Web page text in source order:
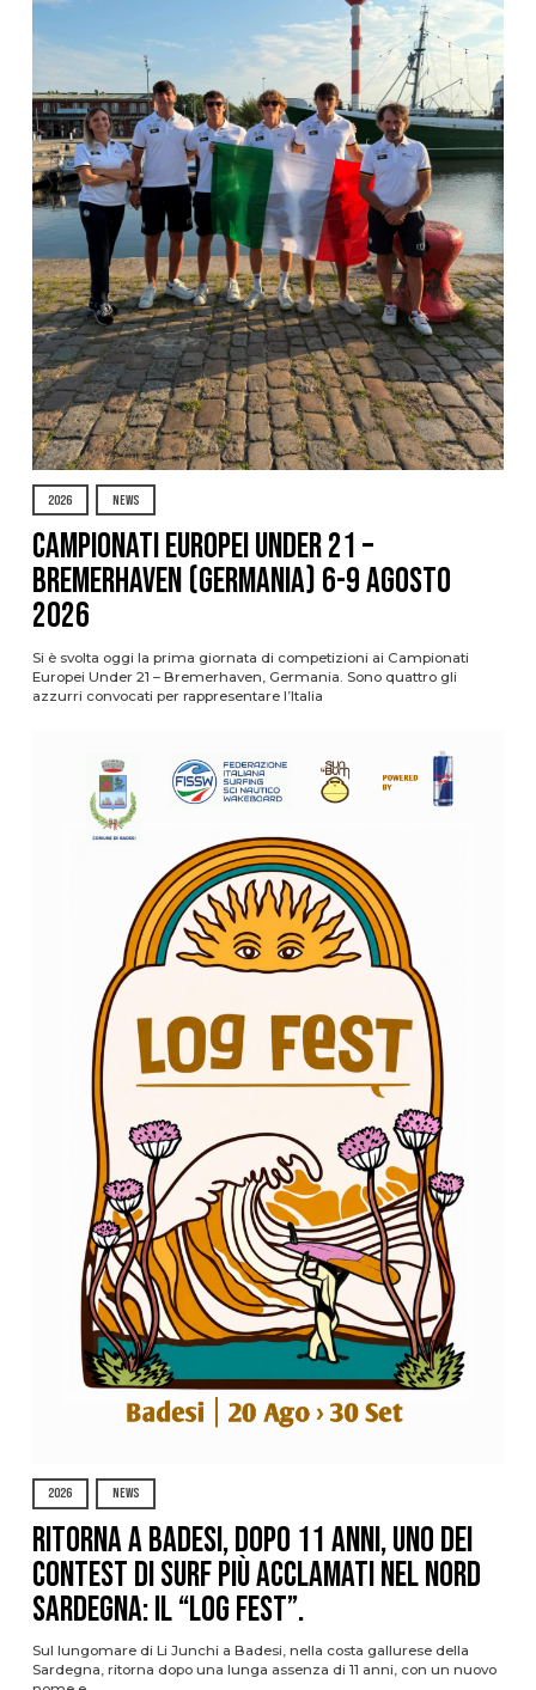
2026 NEWS
Campionati Europei Under 21 –
Bremerhaven (Germania) 6-9 agosto
2026
Si è svolta oggi la prima giornata di competizioni ai Campionati
Europei Under 21 – Bremerhaven, Germania. Sono quattro gli
azzurri convocati per rappresentare l’Italia
2026 NEWS
Ritorna a Badesi, dopo 11 anni, uno dei
contest di surf più acclamati nel nord
Sardegna: il “Log Fest”.
Sul lungomare di Li Junchi a Badesi, nella costa gallurese della
Sardegna, ritorna dopo una lunga assenza di 11 anni, con un nuovo